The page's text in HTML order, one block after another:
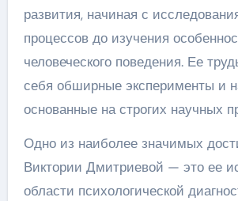
развития, начиная с
процессов до изучения
человеческого поведения. Ее
себя обширные эксперименты и
основанные на строгих научных
Одно из наиболее значимых
Виктории Дмитриевой — это ее
области психологической